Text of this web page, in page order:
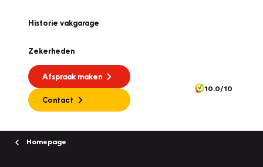
Historie vakgarage
Zekerheden
Afspraak maken
Contact
10.0/10
Homepage